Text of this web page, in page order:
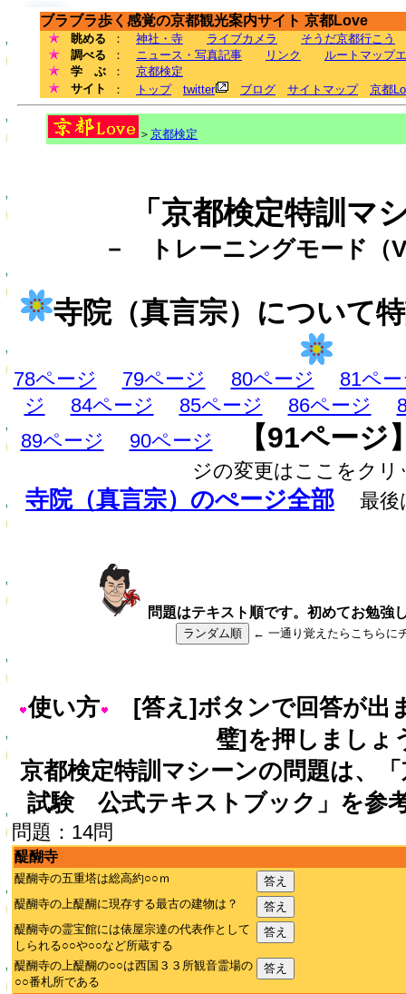
ブラブラ歩く感覚の京都観光案内サイト 京都Love
眺める ： 神社・寺 ライブカメラ
そうだ京都行こう
調べる
： ニュース・写真記事 リンク
ルートマップ
学 ぶ
： 京都検定
サイト
： トップ twitter ブログ サイトマップ 京都
＞ 京都検定
「京都検定特訓マ
－ トレーニングモード（
寺院（真言宗）について
78ページ 79ページ 80ページ
81ペ
ジ
84ページ 85ページ 86ページ
89ページ
90ページ 【91ページ
ジの変更はここをクリ
寺院（真言宗）のぺージ全部 最後
問題はテキスト順です。初めてお勉強
ランダム順 ← 一通り覚えたらこちらに
使い方
[答え]ボタンで回答が出
璧]を押しましょ
京都検定特訓マシーンの問題は、
試験 公式テキストブック」を参
問題：14問
醍醐寺
醍醐寺の五重塔は総高約○○ｍ
答え
醍醐寺の上醍醐に現存する最古の建物は？
答え
醍醐寺の霊宝館には俵屋宗達の代表作として
しられる○○や○○など所蔵する
答え
醍醐寺の上醍醐の○○は西国３３所観音霊場の
○○番札所である
答え